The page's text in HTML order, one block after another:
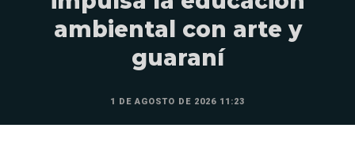
ambiental con arte y
guaraní
1 DE AGOSTO DE 2026 11:23